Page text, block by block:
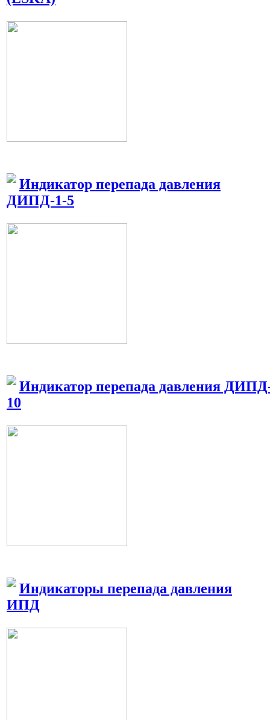
Индикатор перепада давления
ДИПД-1-5
Индикатор перепада давления
10
Индикаторы перепада давления
ИПД